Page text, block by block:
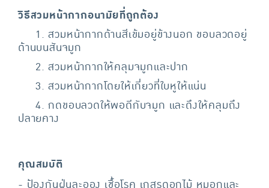
วิธีสวมหน้ากากอนามัยที่ถูกต้อง
1. สวมหน้ากากด้านสีเข้มอยู่ข้างนอก ขอบลวดอยู่
ด้านบนสันจมูก
2. สวมหน้ากากให้คลุมจมูกและปาก
3. สวมหน้ากากโดยให้เกี่ยวที่ใบหูให้แน่น
4. กดขอบลวดให้พอดีกับจมูก และดึงให้คลุมถึง
ปลายคาง
คุณสมบัติ